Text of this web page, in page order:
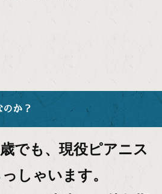
のか？
でも、現役ピアニス
しゃいます。